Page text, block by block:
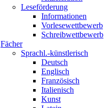
Leseförderung
Informationen
Vorlesewettbewerb
Schreibwettbewerb
Fächer
Sprachl.-künstlerisch
Deutsch
Englisch
Französisch
Italienisch
Kunst